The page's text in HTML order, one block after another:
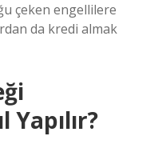
çeken engellilere
da kredi almak
Yapılır?